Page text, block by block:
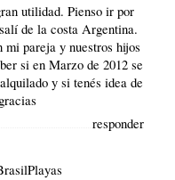
utilidad. Pienso ir por
de la costa Argentina.
pareja y nuestros hijos
si en Marzo de 2012 se
y si tenés idea de
responder